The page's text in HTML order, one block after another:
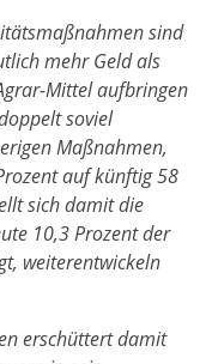
sind
mehr Geld als
Mittel aufbringen
soviel
Maßnahmen,
auf künftig 58
sich damit die
10,3 Prozent der
weiterentwickeln
erschüttert damit